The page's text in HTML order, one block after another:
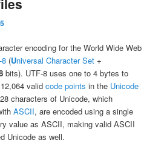
encoding for the World Wide Web
8 (Universal Character Set +
bits). UTF-8 uses one to 4 bytes to
validcode points in the Unicode
characters of Unicode, which
ASCII, are encoded using a single
value as ASCII, making valid ASCII
Unicode as well.